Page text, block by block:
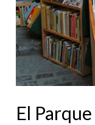
El
más
para
acoger
la
80
de